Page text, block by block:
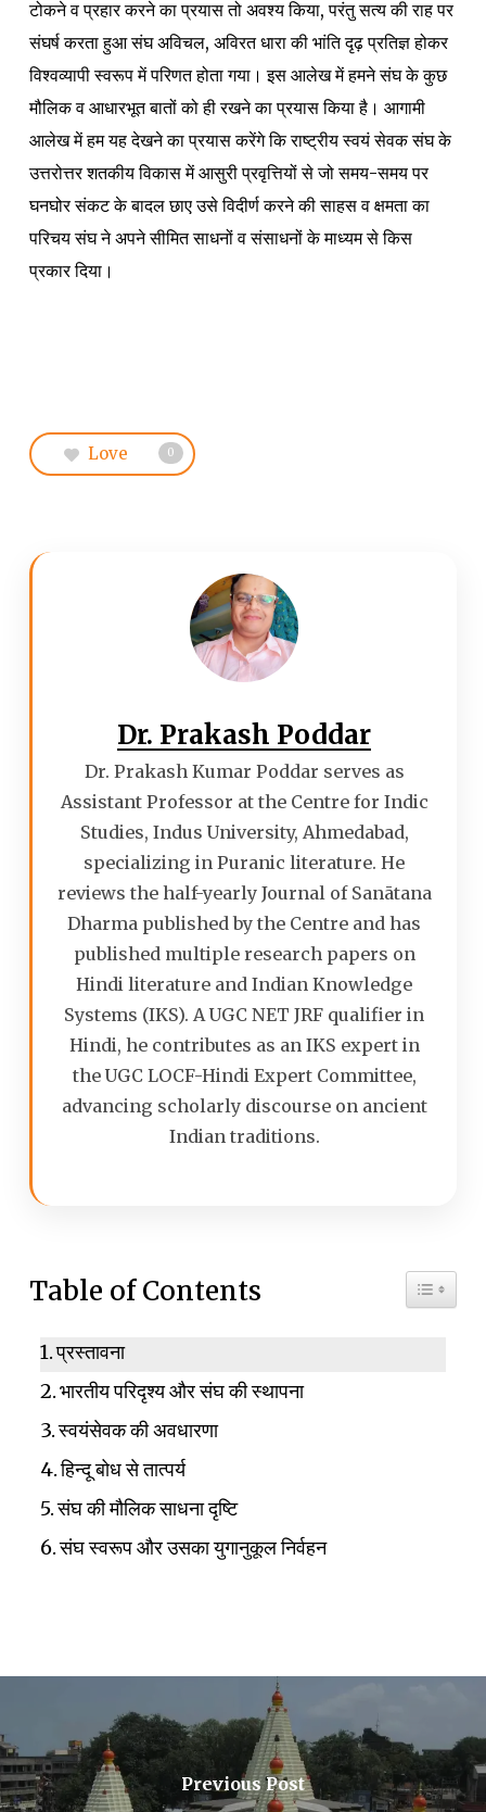
टोकने व प्रहार करने का प्रयास तो अवश्य किया, परंतु सत्य की राह पर
संघर्ष करता हुआ संघ अविचल, अविरत धारा की भांति दृढ़ प्रतिज्ञ होकर
विश्वव्यापी स्वरूप में परिणत होता गया। इस आलेख में हमने संघ के कुछ
मौलिक व आधारभूत बातों को ही रखने का प्रयास किया है। आगामी
आलेख में हम यह देखने का प्रयास करेंगे कि राष्ट्रीय स्वयं सेवक संघ के
उत्तरोत्तर शतकीय विकास में आसुरी प्रवृत्तियों से जो समय-समय पर
घनघोर संकट के बादल छाए उसे विदीर्ण करने की साहस व क्षमता का
परिचय संघ ने अपने सीमित साधनों व संसाधनों के माध्यम से किस
प्रकार दिया।
Love 0
Dr. Prakash Poddar
Dr. Prakash Kumar Poddar serves as
Assistant Professor at the Centre for Indic
Studies, Indus University, Ahmedabad,
specializing in Puranic literature. He
reviews the half-yearly Journal of Sanātana
Dharma published by the Centre and has
published multiple research papers on
Hindi literature and Indian Knowledge
Systems (IKS). A UGC NET JRF qualifier in
Hindi, he contributes as an IKS expert in
the UGC LOCF-Hindi Expert Committee,
advancing scholarly discourse on ancient
Indian traditions.
Table of Contents Toggle
प्रस्तावना
भारतीय परिदृश्य और संघ की स्थापना
स्वयंसेवक की अवधारणा
हिन्दू बोध से तात्पर्य
संघ की मौलिक साधना दृष्टि
संघ स्वरूप और उसका युगानुकूल निर्वहन
Previous Post